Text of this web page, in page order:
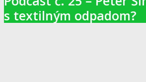
s textilným odpadom?